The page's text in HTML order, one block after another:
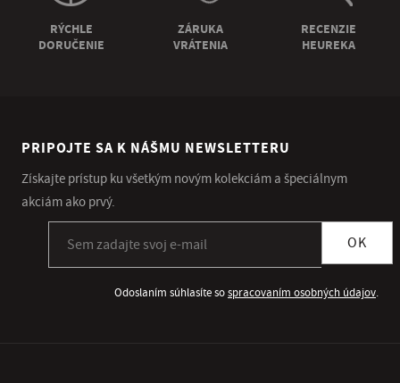
RÝCHLE
DORUČENIE
ZÁRUKA
VRÁTENIA
RECENZIE
HEUREKA
PRIPOJTE SA K NÁŠMU NEWSLETTERU
Získajte prístup ku všetkým novým kolekciám a špeciálnym
akciám ako prvý.
OK
Odoslaním súhlasíte sospracovaním osobných údajov.